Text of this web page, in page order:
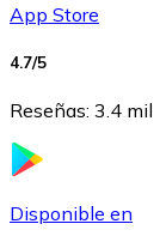
App Store
4.7/5
Reseñas: 3.4 mil
Disponible en